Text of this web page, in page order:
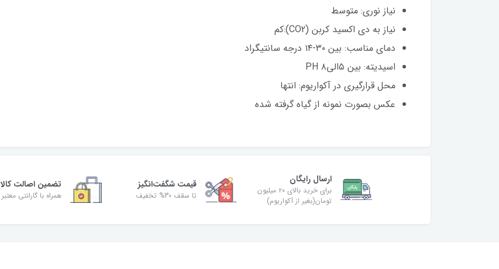
نیاز نوری: متوسط
نیاز به دی اکسید کربن (CO2):کم
دمای مناسب: بین ۳۰-۱۴ درجه سانتیگراد
اسیدیته: بین ۵الی۸ PH
محل قرارگیری در آکواریوم: انتها
عکس بصورت نمونه از گیاه گرفته شده
ارسال رایگان
برای خرید بالای ۲۰ میلیون
تومان(بغیر از آکواریوم)
قیمت شگفت‌انگیز
تا سقف 30% تخفیف
تضمین اصالت کالا
همراه با گارانتی معتبر